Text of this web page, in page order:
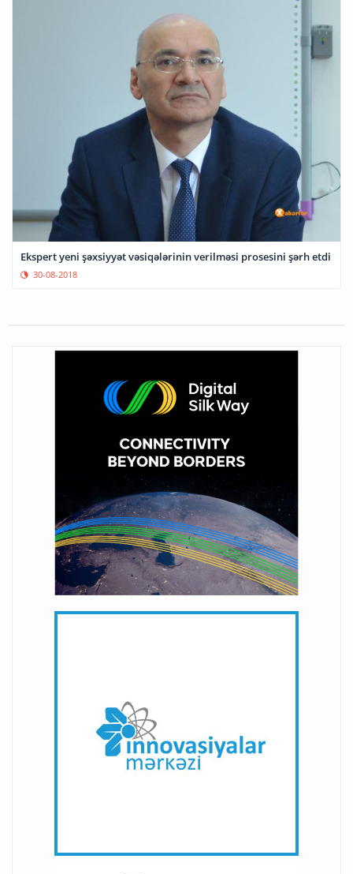
Ekspert yeni şəxsiyyət vəsiqələrinin verilməsi prosesini şərh etdi
30-08-2018